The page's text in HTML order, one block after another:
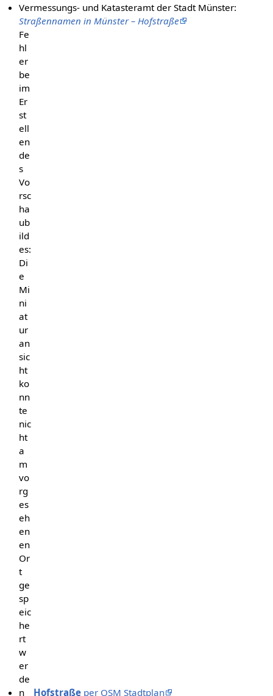
Vermessungs- und Katasteramt der Stadt Münster:
Straßennamen in Münster – Hofstraße
Fe
hl
er
be
im
Er
st
ell
en
de
s
Vo
rsc
ha
ub
ild
es:
Di
e
Mi
ni
at
ur
an
sic
ht
ko
nn
te
nic
ht
a
m
vo
rg
es
eh
en
en
Or
t
ge
sp
eic
he
rt
w
er
de
n
Hofstraße per OSM Stadtplan